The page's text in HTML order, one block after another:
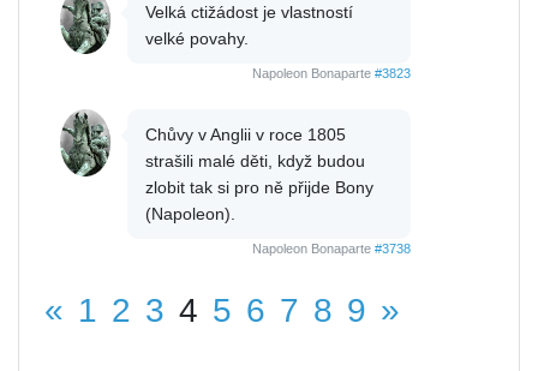
Velká ctižádost je vlastností
velké povahy.
Napoleon Bonaparte #3823
Chůvy v Anglii v roce 1805
strašili malé děti, když budou
zlobit tak si pro ně přijde Bony
(Napoleon).
Napoleon Bonaparte #3738
« 1 2 3 4 5 6 7 8 9 »